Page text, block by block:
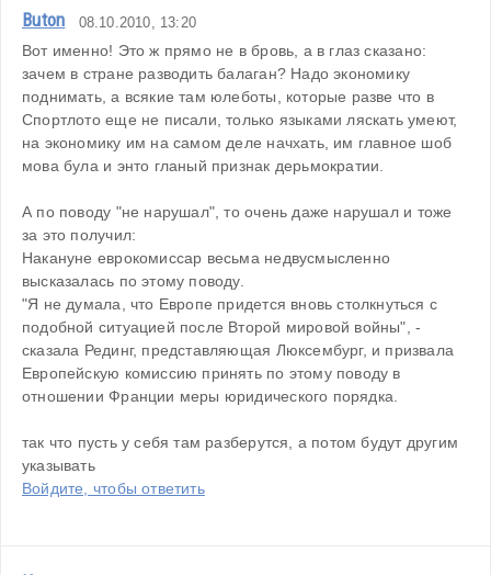
Buton 08.10.2010, 13:20
Вот именно! Это ж прямо не в бровь, а в глаз сказано:
зачем в стране разводить балаган? Надо экономику
поднимать, а всякие там юлеботы, которые разве что в
Спортлото еще не писали, только языками ляскать умеют,
на экономику им на самом деле начхать, им главное шоб
мова була и энто гланый признак дерьмократии.
А по поводу "не нарушал", то очень даже нарушал и тоже
за это получил:
Накануне еврокомиссар весьма недвусмысленно
высказалась по этому поводу.
"Я не думала, что Европе придется вновь столкнуться с
подобной ситуацией после Второй мировой войны", -
сказала Рединг, представляющая Люксембург, и призвала
Европейскую комиссию принять по этому поводу в
отношении Франции меры юридического порядка.
так что пусть у себя там разберутся, а потом будут другим
указывать
Войдите, чтобы ответить